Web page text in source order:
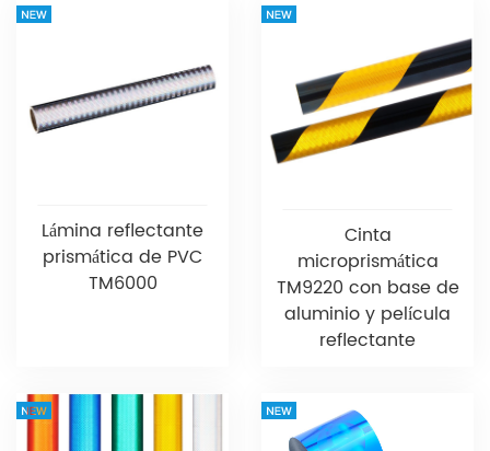
Lámina reflectante
prismática de PVC
TM6000
Cinta
microprismática
TM9220 con base de
aluminio y película
reflectante